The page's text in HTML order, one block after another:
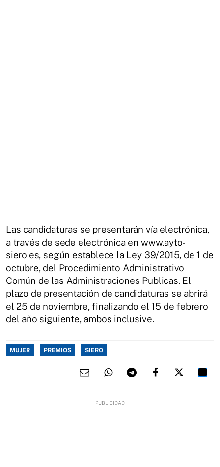
Las candidaturas se presentarán vía electrónica,
a través de sede electrónica en www.ayto-
siero.es, según establece la Ley 39/2015, de 1 de
octubre, del Procedimiento Administrativo
Común de las Administraciones Publicas. El
plazo de presentación de candidaturas se abrirá
el 25 de noviembre, finalizando el 15 de febrero
del año siguiente, ambos inclusive.
MUJER PREMIOS SIERO